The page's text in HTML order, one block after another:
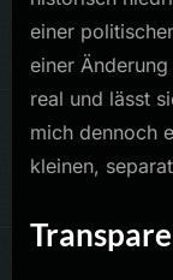
einer
einer
real und lässt
mich dennoch
kleinen,